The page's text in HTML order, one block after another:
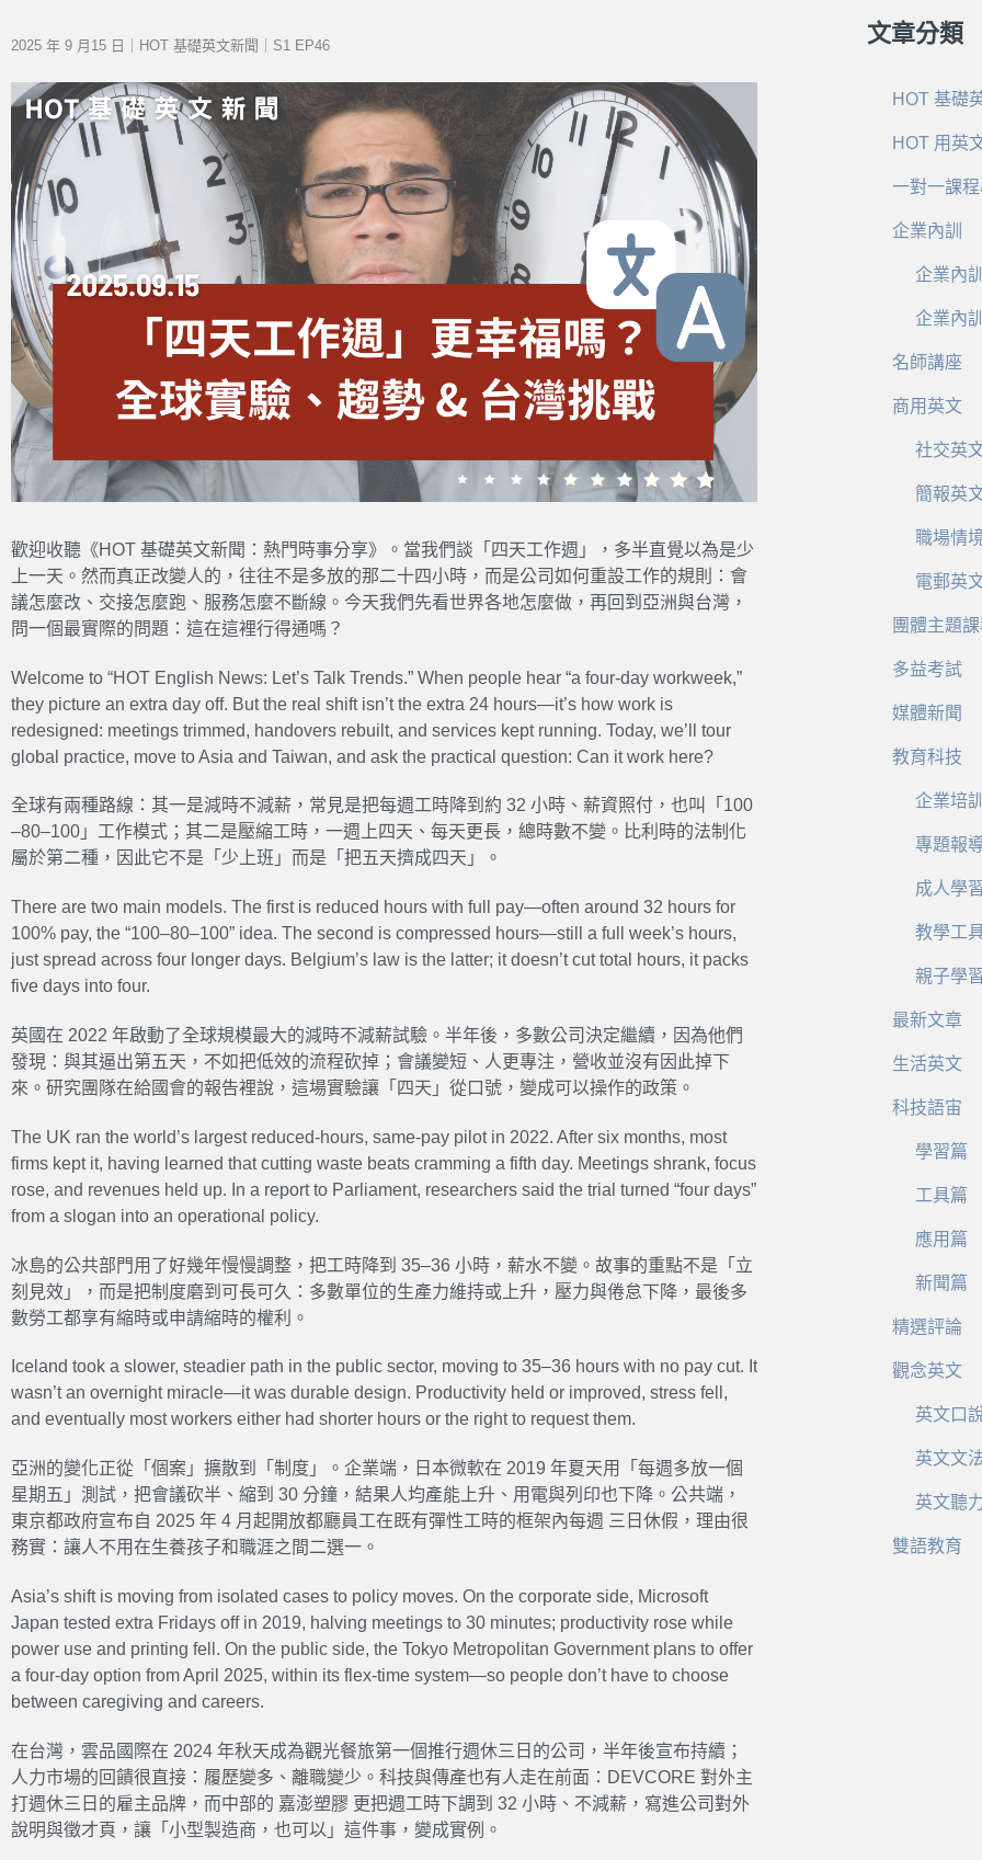
2025 年 9 月15 日｜HOT 基礎英文新聞｜S1 EP46
歡迎收聽《HOT 基礎英文新聞：熱門時事分享》。當我們談「四天工作週」，多半直覺以為是少
上一天。然而真正改變人的，往往不是多放的那二十四小時，而是公司如何重設工作的規則：會
議怎麼改、交接怎麼跑、服務怎麼不斷線。今天我們先看世界各地怎麼做，再回到亞洲與台灣，
問一個最實際的問題：這在這裡行得通嗎？
Welcome to “HOT English News: Let’s Talk Trends.” When people hear “a four-day workweek,”
they picture an extra day off. But the real shift isn’t the extra 24 hours—it’s how work is
redesigned: meetings trimmed, handovers rebuilt, and services kept running. Today, we’ll tour
global practice, move to Asia and Taiwan, and ask the practical question: Can it work here?
全球有兩種路線：其一是減時不減薪，常見是把每週工時降到約 32 小時、薪資照付，也叫「100
–80–100」工作模式；其二是壓縮工時，一週上四天、每天更長，總時數不變。比利時的法制化
屬於第二種，因此它不是「少上班」而是「把五天擠成四天」。
There are two main models. The first is reduced hours with full pay—often around 32 hours for
100% pay, the “100–80–100” idea. The second is compressed hours—still a full week’s hours,
just spread across four longer days. Belgium’s law is the latter; it doesn’t cut total hours, it packs
five days into four.
英國在 2022 年啟動了全球規模最大的減時不減薪試驗。半年後，多數公司決定繼續，因為他們
發現：與其逼出第五天，不如把低效的流程砍掉；會議變短、人更專注，營收並沒有因此掉下
來。研究團隊在給國會的報告裡說，這場實驗讓「四天」從口號，變成可以操作的政策。
The UK ran the world’s largest reduced-hours, same-pay pilot in 2022. After six months, most
firms kept it, having learned that cutting waste beats cramming a fifth day. Meetings shrank, focus
rose, and revenues held up. In a report to Parliament, researchers said the trial turned “four days”
from a slogan into an operational policy.
冰島的公共部門用了好幾年慢慢調整，把工時降到 35–36 小時，薪水不變。故事的重點不是「立
刻見效」，而是把制度磨到可長可久：多數單位的生產力維持或上升，壓力與倦怠下降，最後多
數勞工都享有縮時或申請縮時的權利。
Iceland took a slower, steadier path in the public sector, moving to 35–36 hours with no pay cut. It
wasn’t an overnight miracle—it was durable design. Productivity held or improved, stress fell,
and eventually most workers either had shorter hours or the right to request them.
亞洲的變化正從「個案」擴散到「制度」。企業端，日本微軟在 2019 年夏天用「每週多放一個
星期五」測試，把會議砍半、縮到 30 分鐘，結果人均產能上升、用電與列印也下降。公共端，
東京都政府宣布自 2025 年 4 月起開放都廳員工在既有彈性工時的框架內每週 三日休假，理由很
務實：讓人不用在生養孩子和職涯之間二選一。
Asia’s shift is moving from isolated cases to policy moves. On the corporate side, Microsoft
Japan tested extra Fridays off in 2019, halving meetings to 30 minutes; productivity rose while
power use and printing fell. On the public side, the Tokyo Metropolitan Government plans to offer
a four-day option from April 2025, within its flex-time system—so people don’t have to choose
between caregiving and careers.
在台灣，雲品國際在 2024 年秋天成為觀光餐旅第一個推行週休三日的公司，半年後宣布持續；
人力市場的回饋很直接：履歷變多、離職變少。科技與傳產也有人走在前面：DEVCORE 對外主
打週休三日的雇主品牌，而中部的 嘉澎塑膠 更把週工時下調到 32 小時、不減薪，寫進公司對外
說明與徵才頁，讓「小型製造商，也可以」這件事，變成實例。
文章分類
HOT 基礎
HOT 用英
一對一課
企業內訓
企業內
企業內
名師講座
商用英文
社交英
簡報英
職場情
電郵英
團體主題
多益考試
媒體新聞
教育科技
企業培
專題報
成人學
教學工
親子學
最新文章
生活英文
科技語宙
學習篇
工具篇
應用篇
新聞篇
精選評論
觀念英文
英文口
英文文
英文聽
雙語教育